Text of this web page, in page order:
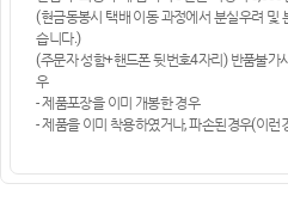
(현금동봉시 택배 이동 과정에서 분실우려 및
습니다.)
(주문자 성함+핸드폰 뒷번호4자리) 반품불가
우
- 제품포장을 이미 개봉한 경우
- 제품을 이미 착용하였거나, 파손된경우(이